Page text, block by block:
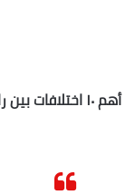
أهم ١٠ اختلافات بين رائد الأعمال و رجال الأعمال